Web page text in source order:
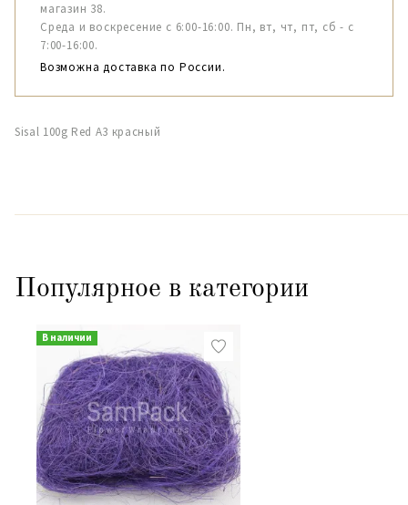
магазин 38.
Среда и воскресение с 6:00-16:00. Пн, вт, чт, пт, сб - с
7:00-16:00.
Возможна доставка по России.
Sisal 100g Red A3 красный
Популярное в категории
В наличии